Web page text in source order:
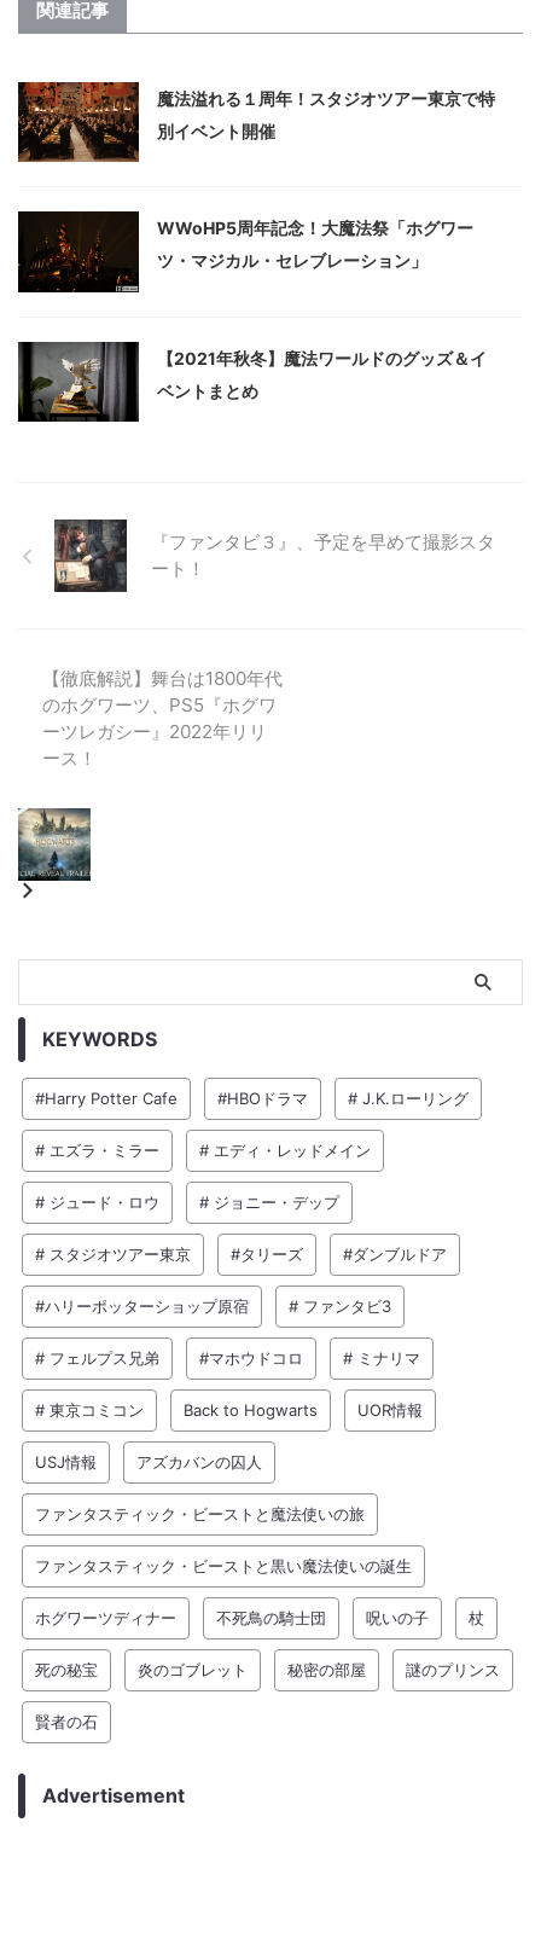
関連記事
魔法溢れる１周年！スタジオツアー東京で特
別イベント開催
WWoHP5周年記念！大魔法祭「ホグワー
ツ・マジカル・セレブレーション」
【2021年秋冬】魔法ワールドのグッズ＆イ
ベントまとめ
『ファンタビ３』、予定を早めて撮影スタ
ート！
【徹底解説】舞台は1800年代
のホグワーツ、PS5『ホグワ
ーツレガシー』2022年リリ
ース！
KEYWORDS
#Harry Potter Cafe #HBOドラマ # J.K.ローリング
# エズラ・ミラー # エディ・レッドメイン
# ジュード・ロウ # ジョニー・デップ
# スタジオツアー東京 #タリーズ #ダンブルドア
#ハリーポッターショップ原宿 # ファンタビ3
# フェルプス兄弟 #マホウドコロ # ミナリマ
# 東京コミコン Back to Hogwarts UOR情報
USJ情報 アズカバンの囚人
ファンタスティック・ビーストと魔法使いの旅
ファンタスティック・ビーストと黒い魔法使いの誕生
ホグワーツディナー 不死鳥の騎士団 呪いの子 杖
死の秘宝 炎のゴブレット 秘密の部屋 謎のプリンス
賢者の石
Advertisement